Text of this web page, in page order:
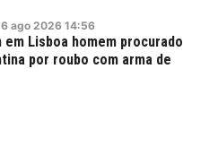
6 ago 2026 14:56
em Lisboa homem procurado
por roubo com arma de